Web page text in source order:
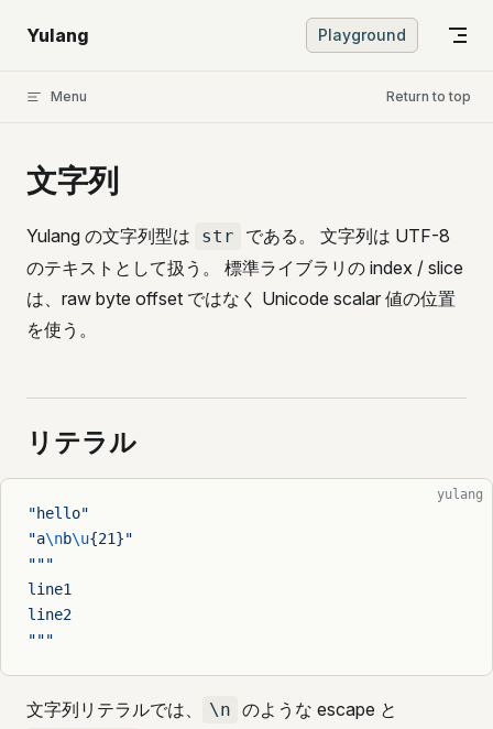
Skip to content
Yulang Playground
Menu Return to top
文字列
Yulang の文字列型は str
である。 文字列は UTF-8
のテキストとして扱う。 標準ライブラリの index / slice
は、raw byte offset ではなく Unicode scalar 値の位置
を使う。
リテラル
yulang
"hello"
"a\nb\u{21}"
"""
line1
line2
"""
文字列リテラルでは、 \n のような escape と